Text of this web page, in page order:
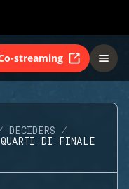
streaming
DECIDERS
QUARTI DI FINALE